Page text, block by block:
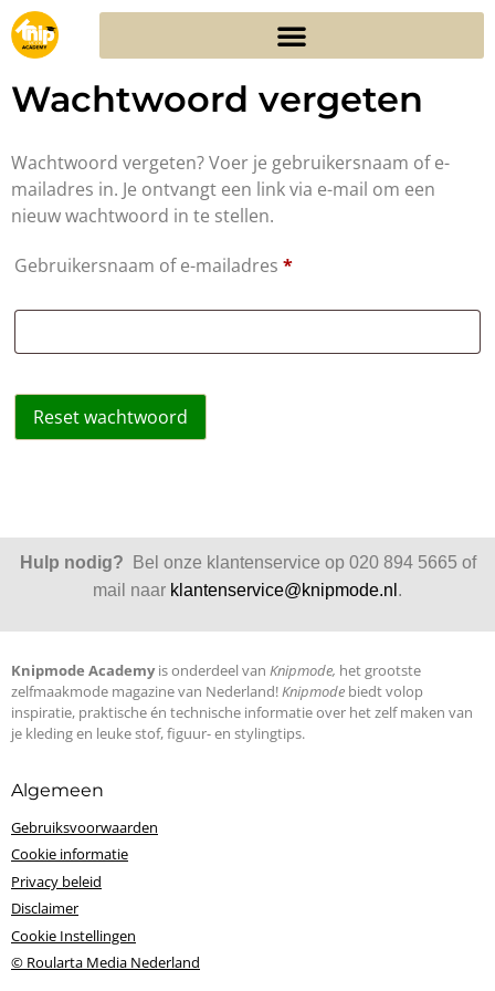
Wachtwoord vergeten
Wachtwoord vergeten? Voer je gebruikersnaam of e-
mailadres in. Je ontvangt een link via e-mail om een
nieuw wachtwoord in te stellen.
Gebruikersnaam of e-mailadres *
Reset wachtwoord
Hulp nodig?
Bel onze klantenservice op 020 894 5665 of
mail naar klantenservice@knipmode.nl .
Knipmode Academyis onderdeel van Knipmode, het grootste
zelfmaakmode magazine van Nederland! Knipmode biedt volop
inspiratie, praktische én technische informatie over het zelf maken van
je kleding en leuke stof, figuur- en stylingtips.
Algemeen
Gebruiksvoorwaarden
Cookie informatie
Privacy beleid
Disclaimer
Cookie Instellingen
© Roularta Media Nederland